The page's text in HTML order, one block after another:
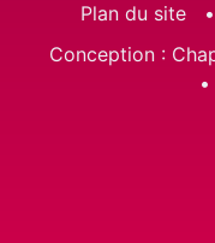
Plan du site
Conception :